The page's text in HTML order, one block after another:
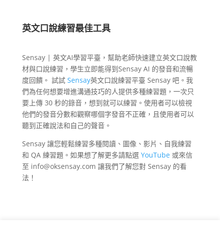
英文口說練習最佳工具
Sensay | 英文AI學習平臺，幫助老師快速建立英文口說教
材與口說練習，學生立即能得到Sensay AI 的發音和流暢
度回饋。 試試 Sensay英文口說練習平臺 Sensay 吧。我
們為任何想要增進溝通技巧的人提供多種練習題，一次只
要上傳 30 秒的錄音，想到就可以練習。使用者可以檢視
他們的發音分數和觀察哪個字發音不正確，且使用者可以
聽到正確說法和自己的聲音。
Sensay 讓您輕鬆練習多種閱讀、圖像、影片、自我練習
和 QA 練習題。如果想了解更多請點選YouTube或來信
至 info@oksensay.com 讓我們了解您對 Sensay 的看
法！